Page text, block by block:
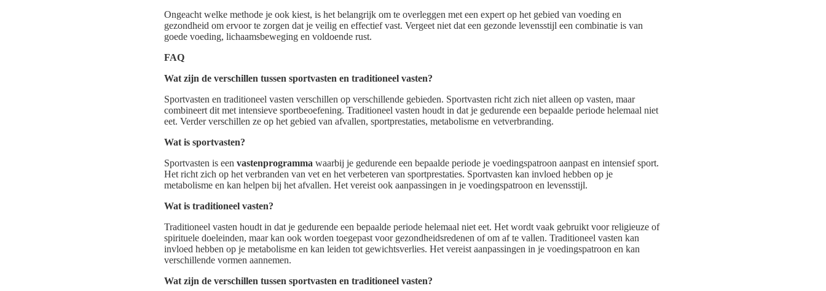
Ongeacht welke methode je ook kiest, is het belangrijk om te overleggen met een expert op het gebied van voeding en
gezondheid om ervoor te zorgen dat je veilig en effectief vast. Vergeet niet dat een gezonde levensstijl een combinatie is van
goede voeding, lichaamsbeweging en voldoende rust.
FAQ
Wat zijn de verschillen tussen sportvasten en traditioneel vasten?
Sportvasten en traditioneel vasten verschillen op verschillende gebieden. Sportvasten richt zich niet alleen op vasten, maar
combineert dit met intensieve sportbeoefening. Traditioneel vasten houdt in dat je gedurende een bepaalde periode helemaal niet
eet. Verder verschillen ze op het gebied van afvallen, sportprestaties, metabolisme en vetverbranding.
Wat is sportvasten?
Sportvasten is een vastenprogramma waarbij je gedurende een bepaalde periode je voedingspatroon aanpast en intensief sport.
Het richt zich op het verbranden van vet en het verbeteren van sportprestaties. Sportvasten kan invloed hebben op je
metabolisme en kan helpen bij het afvallen. Het vereist ook aanpassingen in je voedingspatroon en levensstijl.
Wat is traditioneel vasten?
Traditioneel vasten houdt in dat je gedurende een bepaalde periode helemaal niet eet. Het wordt vaak gebruikt voor religieuze of
spirituele doeleinden, maar kan ook worden toegepast voor gezondheidsredenen of om af te vallen. Traditioneel vasten kan
invloed hebben op je metabolisme en kan leiden tot gewichtsverlies. Het vereist aanpassingen in je voedingspatroon en kan
verschillende vormen aannemen.
Wat zijn de verschillen tussen sportvasten en traditioneel vasten?